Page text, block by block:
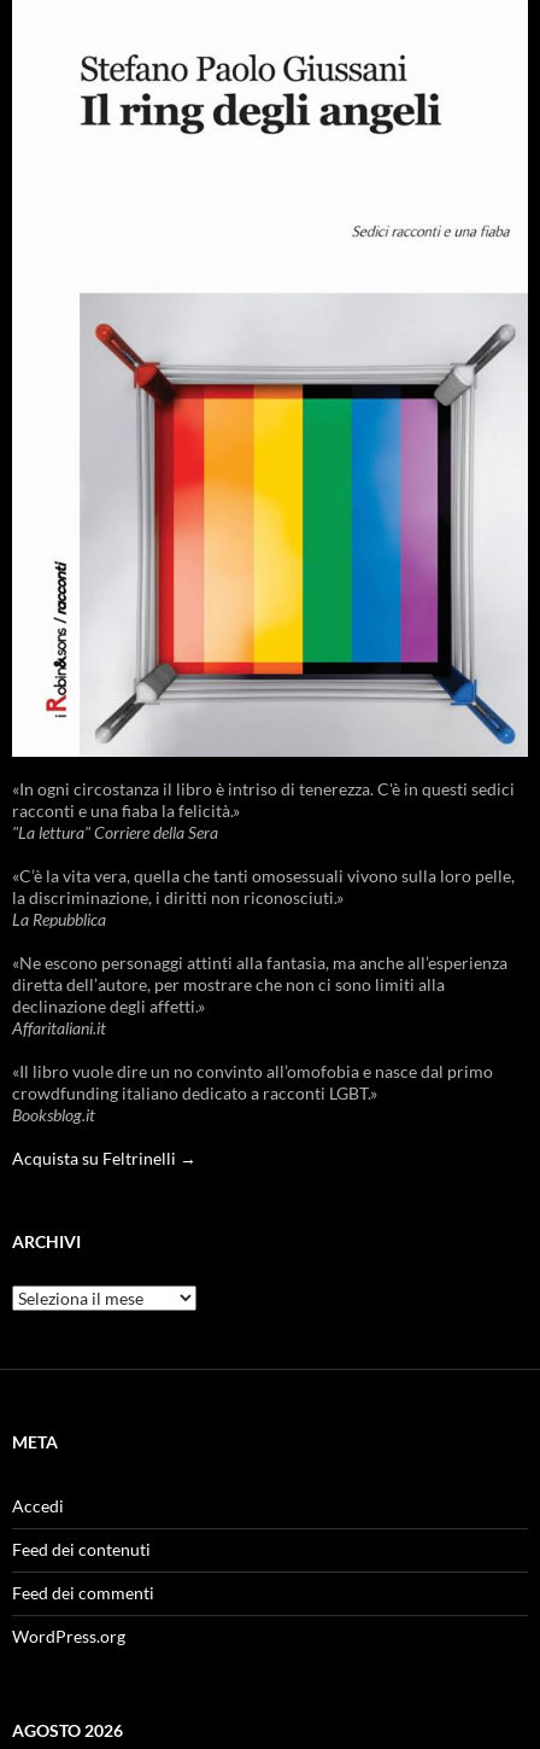
«In ogni circostanza il libro è intriso di tenerezza. C'è in questi sedici
racconti e una fiaba la felicità.»
"La lettura" Corriere della Sera
«C’è la vita vera, quella che tanti omosessuali vivono sulla loro pelle,
la discriminazione, i diritti non riconosciuti.»
La Repubblica
«Ne escono personaggi attinti alla fantasia, ma anche all’esperienza
diretta dell’autore, per mostrare che non ci sono limiti alla
declinazione degli affetti.»
Affaritaliani.it
«Il libro vuole dire un no convinto all’omofobia e nasce dal primo
crowdfunding italiano dedicato a racconti LGBT.»
Booksblog.it
Acquista su Feltrinelli →
ARCHIVI
Archivi
META
Accedi
Feed dei contenuti
Feed dei commenti
WordPress.org
AGOSTO 2026